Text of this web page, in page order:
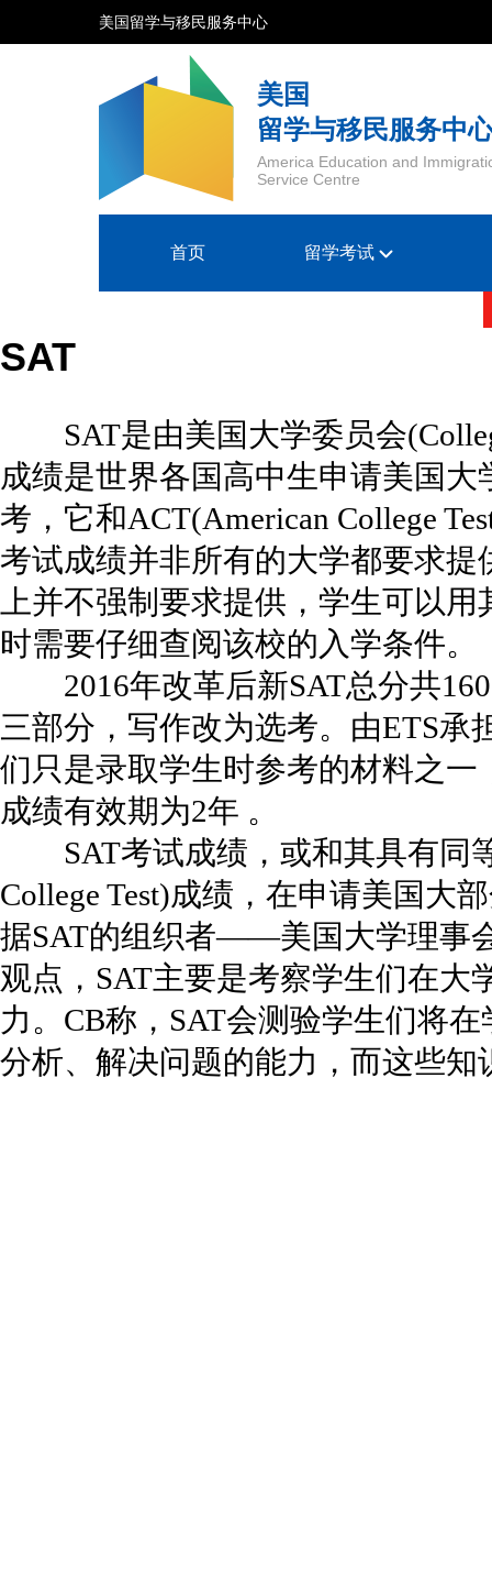
美国留学与移民服务中心
美国
留学与移民服务中
America Education and
Service Centre
首页 留学考试
SAT
SAT是由美国大学委员会
成绩是世界各国高中生申请美国
考，它和ACT(American College
考试成绩并非所有的大学都要求
上并不强制要求提供，学生可以
时需要仔细查阅该校的入学条件。
2016年改革后新SAT总分共
三部分，写作改为选考。由ETS承
们只是录取学生时参考的材料之
成绩有效期为2年 。
SAT考试成绩，或和其具有同
College Test)成绩，在申请美国大
据SAT的组织者——美国大学理事
观点，SAT主要是考察学生们在大
力。CB称，SAT会测验学生们将
分析、解决问题的能力，而这些知